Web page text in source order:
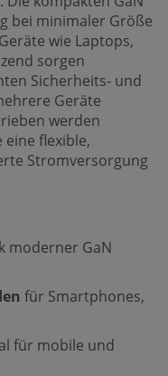
bei minimaler Größe
wie Laptops,
sorgen
Sicherheits- und
Geräte
werden
eine flexible,
Stromversorgung
moderner GaN
für Smartphones,
für mobile und